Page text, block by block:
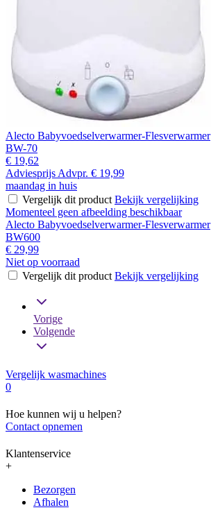
Alecto Babyvoedselverwarmer-Flesverwarmer
BW-70
€ 19,62
Adviesprijs Advpr. € 19,99
maandag in huis
Vergelijk dit product Bekijk vergelijking
Momenteel geen afbeelding beschikbaar
Alecto Babyvoedselverwarmer-Flesverwarmer
BW600
€ 29,99
Niet op voorraad
Vergelijk dit product Bekijk vergelijking
Vorige
Volgende
Vergelijk wasmachines
0
Hoe kunnen wij u helpen?
Contact opnemen
Klantenservice
+
Bezorgen
Afhalen